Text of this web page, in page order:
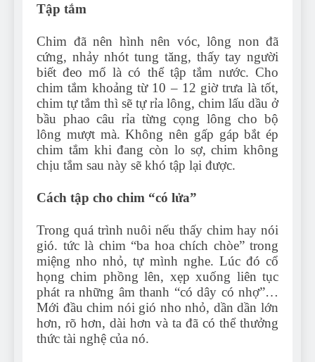
Tập tắm
Chim đã nên hình nên vóc, lông non đã
cứng, nhảy nhót tung tăng, thấy tay người
biết đeo mổ là có thể tập tắm nước. Cho
chim tắm khoảng từ 10 – 12 giờ trưa là tốt,
chim tự tắm thì sẽ tự rỉa lông, chim lấu dầu ở
bầu phao câu rỉa từng cọng lông cho bộ
lông mượt mà. Không nên gấp gáp bắt ép
chim tắm khi đang còn lo sợ, chim không
chịu tắm sau này sẽ khó tập lại được.
Cách tập cho chim “có lửa”
Trong quá trình nuôi nếu thấy chim hay nói
gió. tức là chim “ba hoa chích chòe” trong
miệng nho nhỏ, tự mình nghe. Lúc đó cổ
họng chim phồng lên, xẹp xuống liên tục
phát ra những âm thanh “có dây có nhợ”…
Mới đầu chim nói gió nho nhỏ, dần dần lớn
hơn, rõ hơn, dài hơn và ta đã có thể thưởng
thức tài nghệ của nó.